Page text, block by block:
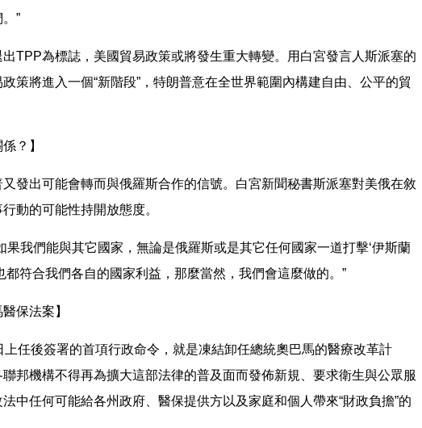
”
為標誌，美國貿易政策或將發生重大轉變。用白宮發言人斯派塞的
策將進入一個“新階段”，特朗普意在全世界範圍內構建自由、公平的貿
？】
出可能會轉而與俄羅斯合作的信號。白宮新聞秘書斯派塞對美俄在敘
動的可能性持開放態度。
我們能與其它國家，無論是俄羅斯或是其它任何國家一道打擊‘伊斯蘭
都符合我們各自的國家利益，那麼當然，我們會這麼做的。”
保法案】
後簽署的首項行政命令，就是凍結卸任總統奧巴馬的醫療改革計
邦機構不得再為擴大這部法律的普及面而發佈新規、要求衛生與公眾服
中任何可能給各州政府、醫保提供方以及家庭和個人帶來“財政負擔”的